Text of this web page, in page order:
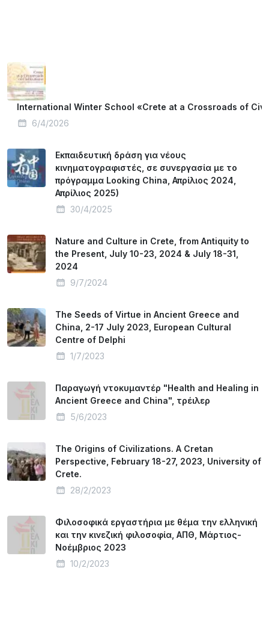
International Winter School «Crete at a Crossroads of
6/4/2026
Εκπαιδευτική δράση για νέους
κινηματογραφιστές, σε συνεργασία με το
πρόγραμμα Looking China, Απρίλιος 2024,
Απρίλιος 2025)
30/4/2025
Nature and Culture in Crete, from Antiquity to
the Present, July 10-23, 2024 & July 18-31,
2024
9/7/2024
The Seeds of Virtue in Ancient Greece and
China, 2-17 July 2023, European Cultural
Centre of Delphi
1/7/2023
Παραγωγή ντοκυμαντέρ "Health and Healing in
Ancient Greece and China", τρέιλερ
5/6/2023
The Origins of Civilizations. A Cretan
Perspective, February 18-27, 2023, University of
Crete.
28/2/2023
Φιλοσοφικά εργαστήρια με θέμα την ελληνική
και την κινεζική φιλοσοφία, ΑΠΘ, Μάρτιος-
Νοέμβριος 2023
10/2/2023